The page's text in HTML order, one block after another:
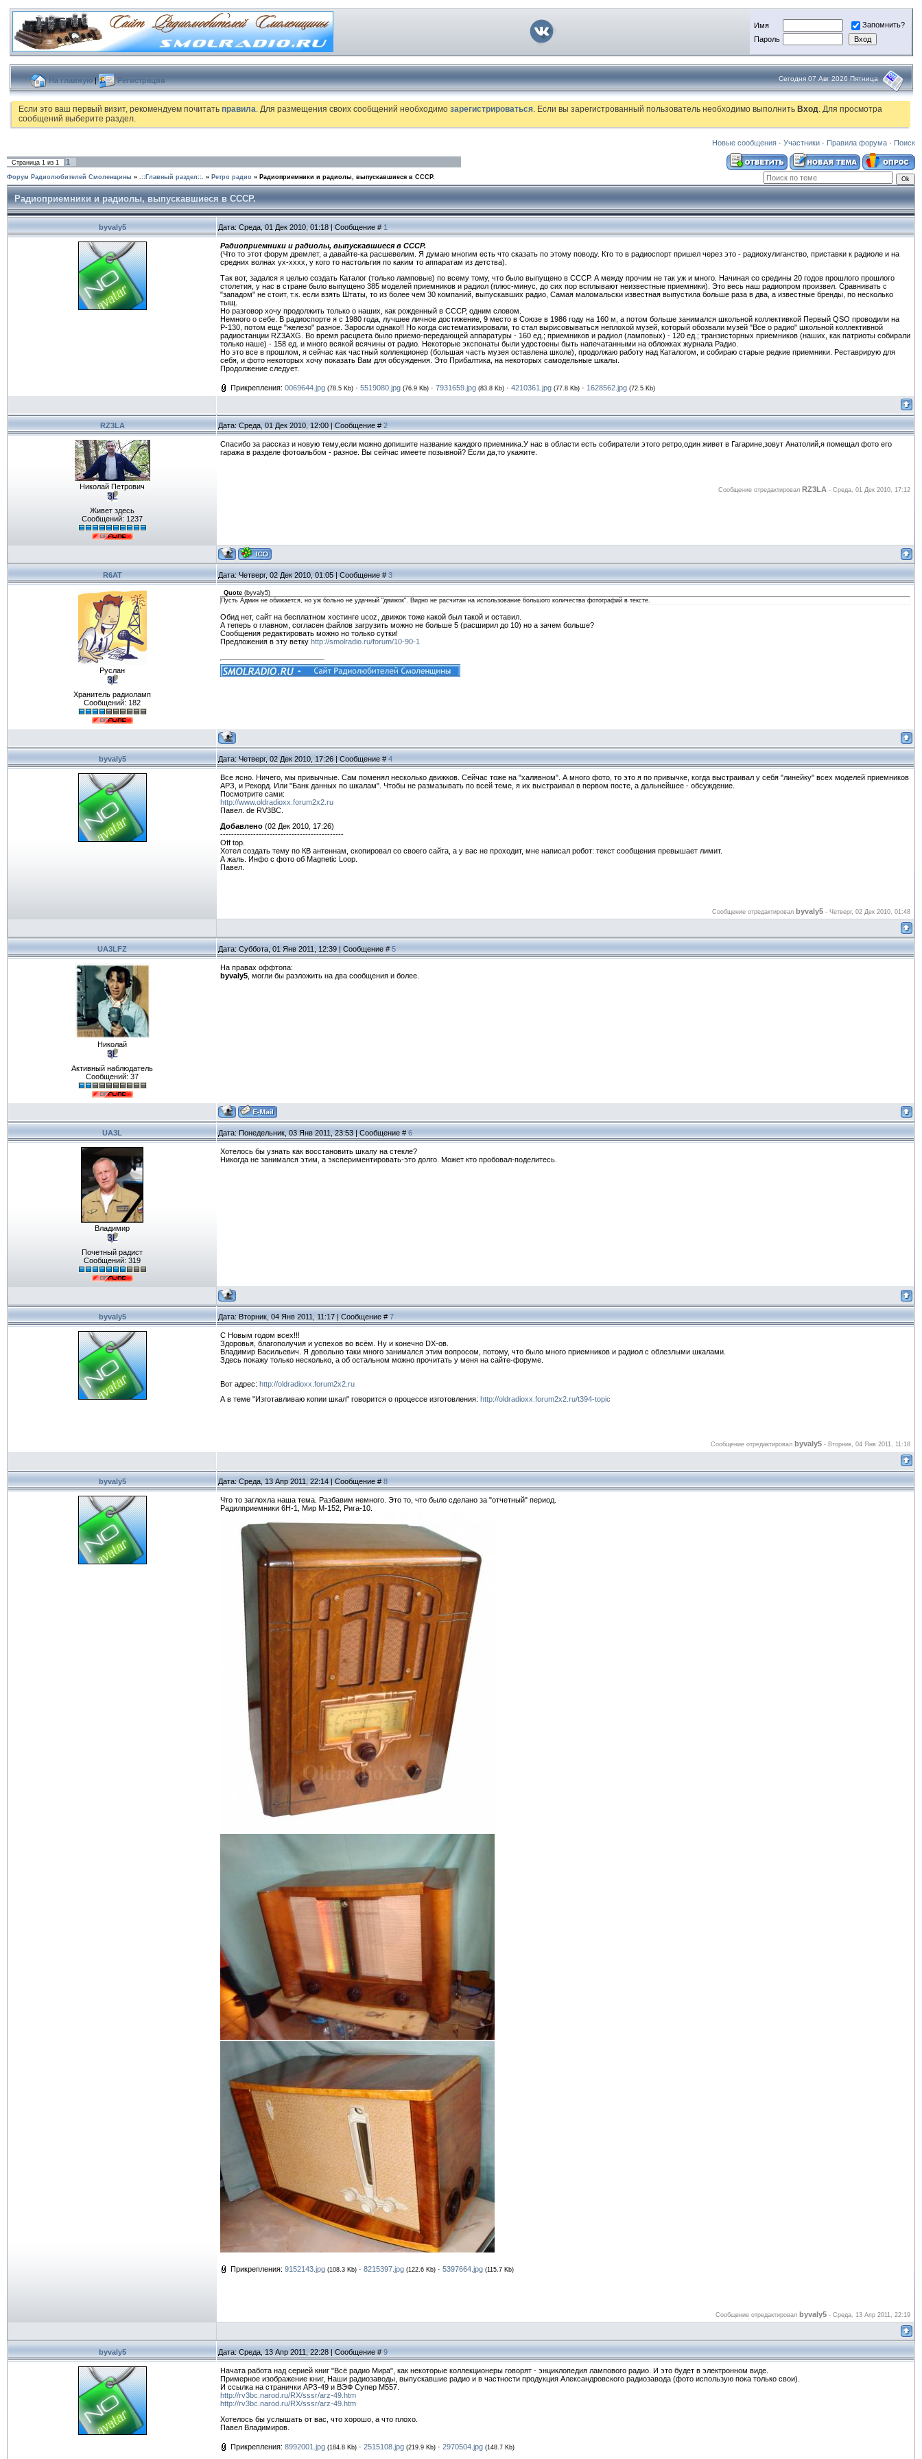
Имя
Запомнить?
Пароль
На главную| Регистрация Сегодня 07 Авг 2026 Пятница
Если это ваш первый визит, рекомендуем почитать правила. Для размещения своих сообщений необходимо зарегистрироваться. Если вы зарегистрованный пользователь необходимо выполнить Вход. Для просмотра
сообщений выберите раздел.
Новые сообщения · Участники · Правила форума · Поиск
Страница 1 из 1 1
Форум Радиолюбителей Смоленщины » .::Главный раздел::. » Ретро радио » Радиоприемники и радиолы, выпускавшиеся в СССР.
Радиоприемники и радиолы, выпускавшиеся в СССР.
byvaly5 Дата: Среда, 01 Дек 2010, 01:18 | Сообщение # 1
Радиоприемники и радиолы, выпускавшиеся в СССР.
(Что то этот форум дремлет, а давайте-ка расшевелим. Я думаю многим есть что сказать по этому поводу. Кто то в радиоспорт пришел через это - радиохулиганство, приставки к радиоле и на
средних волнах ух-хххх, у кого то настольгия по каким то аппаратам из детства).
Так вот, задался я целью создать Каталог (только ламповые) по всему тому, что было выпущено в СССР. А между прочим не так уж и много. Начиная со средины 20 годов прошлого прошлого
столетия, у нас в стране было выпущено 385 моделей приемников и радиол (плюс-минус, до сих пор всплывают неизвестные приемники). Это весь наш радиопром произвел. Сравнивать с
"западом" не стоит, т.к. если взять Штаты, то из более чем 30 компаний, выпускавших радио, Самая маломальски известная выпустила больше раза в два, а известные бренды, по несколько
тыщ.
Но разговор хочу продолжить только о наших, как рожденный в СССР, одним словом.
Немного о себе. В радиоспорте я с 1980 года, лучшее личное достижение, 9 место в Союзе в 1986 году на 160 м, а потом больше занимался школьной коллективкой Первый QSO проводили на
Р-130, потом еще "железо" разное. Заросли однако!! Но когда систематизировали, то стал вырисовываться неплохой музей, который обозвали музей "Все о радио" школьной коллективной
радиостанции RZ3AXG. Во время расцвета было приемо-передающей аппаратуры - 160 ед.; приемников и радиол (ламповых) - 120 ед.; транзисторных приемников (наших, как патриоты собирали
только наше) - 158 ед. и много всякой всячины от радио. Некоторые экспонаты были удостоены быть напечатанными на обложках журнала Радио.
Но это все в прошлом, я сейчас как частный коллекционер (большая часть музея оставлена школе), продолжаю работу над Каталогом, и собираю старые редкие приемники. Реставрирую для
себя, и фото некоторых хочу показать Вам для обсуждения. Это Прибалтика, на некоторых самодельные шкалы.
Продолжение следует.
Прикрепления: 0069644.jpg (78.5 Kb) · 5519080.jpg (76.9 Kb) · 7931659.jpg (83.8 Kb) · 4210361.jpg (77.8 Kb) · 1628562.jpg (72.5 Kb)
RZ3LA Дата: Среда, 01 Дек 2010, 12:00 | Сообщение #2
Николай Петрович
Живет здесь
Сообщений: 1237
Спасибо за рассказ и новую тему,если можно допишите название каждого приемника.У нас в области есть собиратели этого ретро,один живет в Гагарине,зовут Анатолий,я помещал фото его
гаража в разделе фотоальбом - разное. Вы сейчас имеете позывной? Если да,то укажите.
Сообщение отредактировал RZ3LA - Среда, 01 Дек 2010, 17:12
R6AT Дата: Четверг, 02 Дек 2010, 01:05 | Сообщение #3
Руслан
Хранитель радиоламп
Сообщений: 182
Quote (byvaly5)
Пусть Админ не обижается, но уж больно не удачный "движок". Видно не расчитан на использование большого количества фотографий в тексте.
Обид нет, сайт на бесплатном хостинге ucoz, движок тоже какой был такой и оставил.
А теперь о главном, согласен файлов загрузить можно не больше 5 (расширил до 10) но а зачем больше?
Сообщения редактировать можно но только сутки!
Предложения в эту ветку http://smolradio.ru/forum/10-90-1
byvaly5 Дата: Четверг, 02 Дек 2010, 17:26 | Сообщение #4
Все ясно. Ничего, мы привычные. Сам поменял несколько движков. Сейчас тоже на "халявном". А много фото, то это я по привычке, когда выстраивал у себя "линейку" всех моделей приемников
АРЗ, и Рекорд. Или "Банк данных по шкалам". Чтобы не размазывать по всей теме, я их выстраивал в первом посте, а дальнейшее - обсуждение.
Посмотрите сами:
http://www.oldradioxx.forum2x2.ru
Павел. de RV3BC.
Добавлено (02 Дек 2010, 17:26)
---------------------------------------------
Off top.
Хотел создать тему по КВ антеннам, скопировал со своего сайта, а у вас не проходит, мне написал робот: текст сообщения превышает лимит.
А жаль. Инфо с фото об Magnetic Loop.
Павел.
Сообщение отредактировал byvaly5 - Четверг, 02 Дек 2010, 01:48
UA3LFZ Дата: Суббота, 01 Янв 2011, 12:39 | Сообщение #5
Николай
Активный наблюдатель
Сообщений: 37
На правах оффтопа:
byvaly5 , могли бы разложить на два сообщения и более.
UA3L Дата: Понедельник, 03 Янв 2011, 23:53 | Сообщение #6
Владимир
Почетный радист
Сообщений: 319
Хотелось бы узнать как восстановить шкалу на стекле?
Никогда не занимался этим, а экспериментировать-это долго. Может кто пробовал-поделитесь.
byvaly5 Дата: Вторник, 04 Янв 2011, 11:17 | Сообщение #7
С Новым годом всех!!!
Здоровья, благополучия и успехов во всём. Ну и конечно DX-ов.
Владимир Васильевич. Я довольно таки много занимался этим вопросом, потому, что было много приемников и радиол с облезлыми шкалами.
Здесь покажу только несколько, а об остальном можно прочитать у меня на сайте-форуме.
Вот адрес: http://oldradioxx.forum2x2.ru
А в теме "Изготавливаю копии шкал" говорится о процессе изготовления: http://oldradioxx.forum2x2.ru/t394-topic
Сообщение отредактировал byvaly5 - Вторник, 04 Янв 2011, 11:18
byvaly5 Дата: Среда, 13 Апр 2011, 22:14 | Сообщение #8
Что то заглохла наша тема. Разбавим немного. Это то, что было сделано за "отчетный" период.
Радилприемники 6Н-1, Мир М-152, Рига-10.
Прикрепления: 9152143.jpg (108.3 Kb) · 8215397.jpg (122.6 Kb) · 5397664.jpg (115.7 Kb)
Сообщение отредактировал byvaly5 - Среда, 13 Апр 2011, 22:19
byvaly5 Дата: Среда, 13 Апр 2011, 22:28 | Сообщение #9
Начата работа над серией книг "Всё радио Мира", как некоторые коллекционеры говорят - энциклопедия лампового радио. И это будет в электронном виде.
Примерное изображение книг, Наши радиозаводы, выпускавшие радио и в частности продукция Александровского радиозавода (фото использую пока только свои).
И ссылка на странички АРЗ-49 и ВЭФ Супер М557.
http://rv3bc.narod.ru/RX/sssr/arz-49.htm
http://rv3bc.narod.ru/RX/sssr/arz-49.htm
Хотелось бы услышать от вас, что хорошо, а что плохо.
Павел Владимиров.
Прикрепления: 8992001.jpg (184.8 Kb) · 2515108.jpg (219.9 Kb) · 2970504.jpg (148.7 Kb)